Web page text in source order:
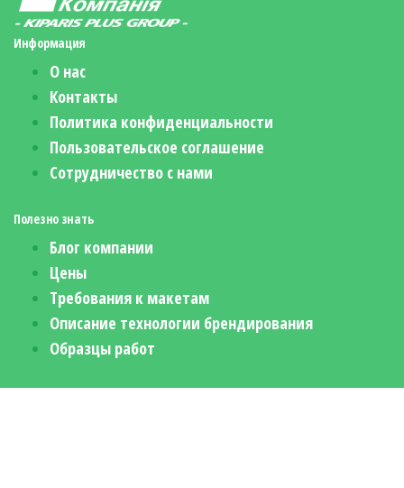
Информация
О нас
Контакты
Политика конфиденциальности
Пользовательское соглашение
Сотрудничество с нами
Полезно знать
Блог компании
Цены
Требования к макетам
Описание технологии брендирования
Образцы работ